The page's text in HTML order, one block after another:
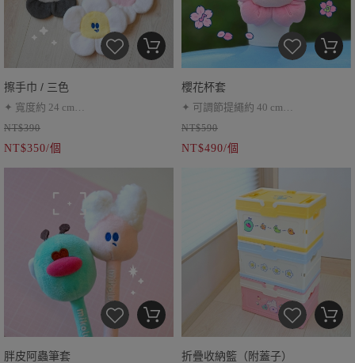
● 炫彩鍍膜會因使用後有脫落的可
能，避免與尖銳物碰撞
●購買一中盒不會有黑色款●黑色款為
單盒隨機出現喔
#完美主義者建議先略過這款商品，
小花會再努力變更厲害的 ✨
擦手巾 / 三色
✦ 寬度約 24 cm
✦ 灰色、彩虹、白色小花共三種
NT$390
NT$350/個
櫻花杯套
✦ 可調節提繩約 40 cm
✦ 可水洗（O）
NT$590
NT$490/個
胖皮阿蟲筆套 折疊收納籃（附蓋子）